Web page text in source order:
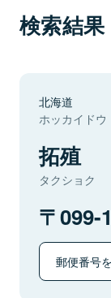
検索結果
北海道
ホッカイドウ
拓殖
タクショク
099-
郵便番号